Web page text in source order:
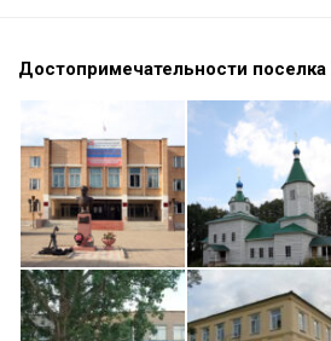
Достопримечательности